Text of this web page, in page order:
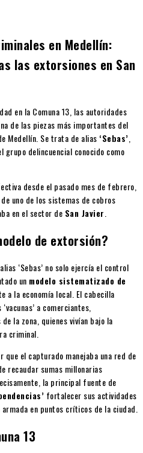
en Medellín:
las extorsiones en San
en la Comuna 13, las autoridades
de las piezas más importantes del
Medellín. Se trata de alias ‘Sebas’
delincuencial conocido como
desde el pasado mes de febrero,
uno de los sistemas de cobros
en el sector de San Javier
de extorsión?
‘Sebas’ no solo ejercía el control
un modelo sistematizado de
a la economía local. El cabecilla
a comerciantes,
la zona, quienes vivían bajo la
criminal.
el capturado manejaba una red de
recaudar sumas millonarias
la principal fuente de
fortalecer sus actividades
en puntos críticos de la ciudad.
13